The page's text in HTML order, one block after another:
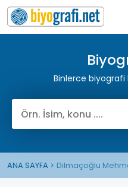
Binlerce
ANA SAYFA Dilmaçoğlu